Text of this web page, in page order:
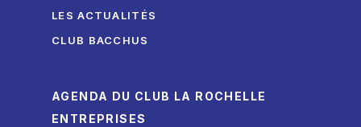
LES ACTUALITÉS
CLUB BACCHUS
AGENDA DU CLUB LA ROCHELLE
ENTREPRISES